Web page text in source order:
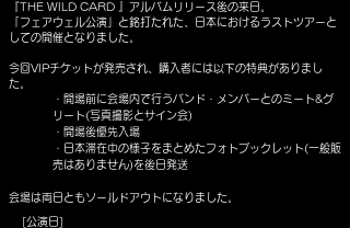
『THE WILD CARD 』アルバムリリース後の来日。
「フェアウェル公演」と銘打たれた、日本におけるラストツアーと
しての開催となりました。
​今回VIPチケットが発売され、購入者には以下の特典がありまし
た。
・開場前に会場内で行うバンド・メンバーとのミート&グ
リート(写真撮影とサイン会)
・開場後優先入場
・日本滞在中の様子をまとめたフォトブックレット(一般販
売はありません)を後日発送
​会場は両日ともソールドアウトになりました。
[公演日]